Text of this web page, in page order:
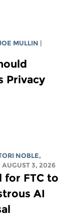
MULLIN |
Privacy
NOBLE,
AUGUST 3, 2026
for FTC to
AI